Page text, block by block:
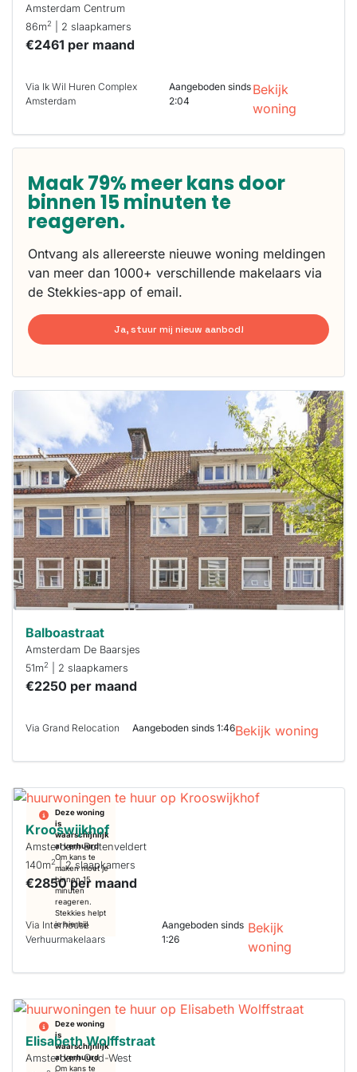
Amsterdam Centrum
86m2 | 2 slaapkamers
€2461 per maand
Via Ik Wil Huren Complex
Amsterdam
Aangeboden sinds
2:04
Bekijk
woning
Maak 79% meer kans door
binnen 15 minuten te
reageren.
Ontvang als allereerste nieuwe woning meldingen
van meer dan 1000+ verschillende makelaars via
de Stekkies-app of email.
Ja, stuur mij nieuw aanbod!
Deze woning
waarschijnlijk
al verhuurd
Om kans te
maken moet je
binnen 15
minuten
reageren.
Stekkies helpt
je hierbij!
Balboastraat
Amsterdam De Baarsjes
51m2 | 2 slaapkamers
€2250 per maand
Via Grand Relocation Aangeboden sinds 1:46Bekijk woning
Deze woning
is
waarschijnlijk
al verhuurd
Om kans te
maken moet je
binnen 15
minuten
reageren.
Stekkies helpt
je hierbij!
Krooswijkhof
Amsterdam Buitenveldert
140m2| 2 slaapkamers
€2850 per maand
Via Interhouse
Verhuurmakelaars
Aangeboden sinds
1:26
Bekijk
woning
Deze woning
is
waarschijnlijk
al verhuurd
Om kans te
Elisabeth Wolffstraat
Amsterdam Oud-West